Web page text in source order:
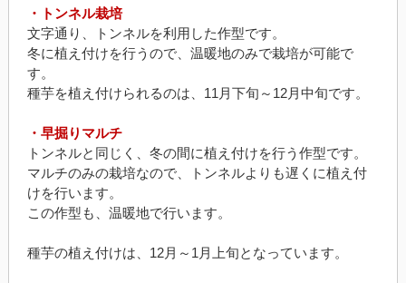
・トンネル栽培
文字通り、トンネルを利用した作型です。
冬に植え付けを行うので、温暖地のみで栽培が可能で
す。
種芋を植え付けられるのは、11月下旬～12月中旬です。
・早掘りマルチ
トンネルと同じく、冬の間に植え付けを行う作型です。
マルチのみの栽培なので、トンネルよりも遅くに植え付
けを行います。
この作型も、温暖地で行います。
種芋の植え付けは、12月～1月上旬となっています。